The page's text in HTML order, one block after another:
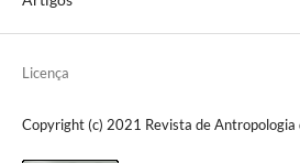
Licença
Copyright (c) 2021 Revista de Antropologia